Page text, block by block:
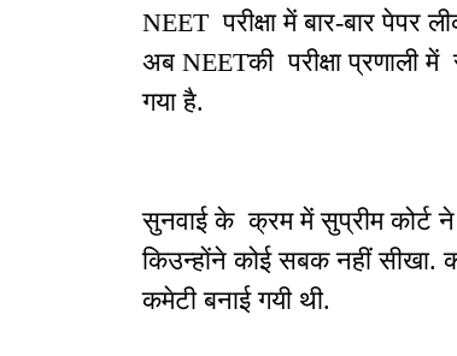
NEET परीक्षा में बार-बार पेपर
अब NEETकी परीक्षा प्रणाली
गया है.
सुनवाई के क्रम में सुप्रीम कोर्ट
किउन्होंने कोई सबक नहीं सीखा.
कमेटी बनाई गयी थी.